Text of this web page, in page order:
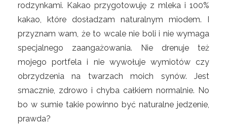
rodzynkami. Kakao przygotowuję z mleka i 100%
kakao, które dosładzam naturalnym miodem. I
przyznam wam, że to wcale nie boli i nie wymaga
specjalnego zaangażowania. Nie drenuje też
mojego portfela i nie wywołuje wymiotów czy
obrzydzenia na twarzach moich synów. Jest
smacznie, zdrowo i chyba całkiem normalnie. No
bo w sumie takie powinno być naturalne jedzenie,
prawda?